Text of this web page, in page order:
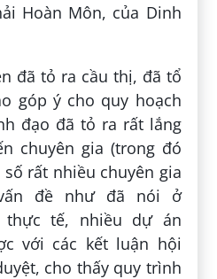
Hoàn Môn, của Dinh
đã tỏ ra cầu thị, đã tổ
góp ý cho quy hoạch
đạo đã tỏ ra rất lắng
chuyên gia (trong đó
rất nhiều chuyên gia
đề như đã nói ở
thực tế, nhiều dự án
với các kết luận hội
cho thấy quy trình